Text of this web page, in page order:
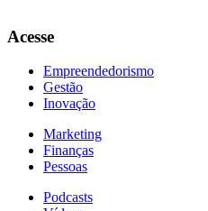
Acesse
Empreendedorismo
Gestão
Inovação
Marketing
Finanças
Pessoas
Podcasts